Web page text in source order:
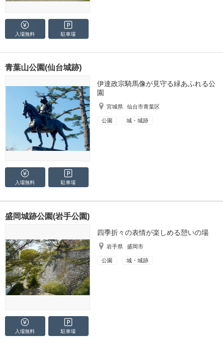
入場無料 駐車場
青葉山公園(仙台城跡)
伊達政宗騎馬像が見守る緑あふれる公
園
宮城県 仙台市青葉区
公園 城・城跡
入場無料 駐車場
盛岡城跡公園(岩手公園)
四季折々の表情が楽しめる憩いの場
岩手県 盛岡市
公園 城・城跡
入場無料 駐車場